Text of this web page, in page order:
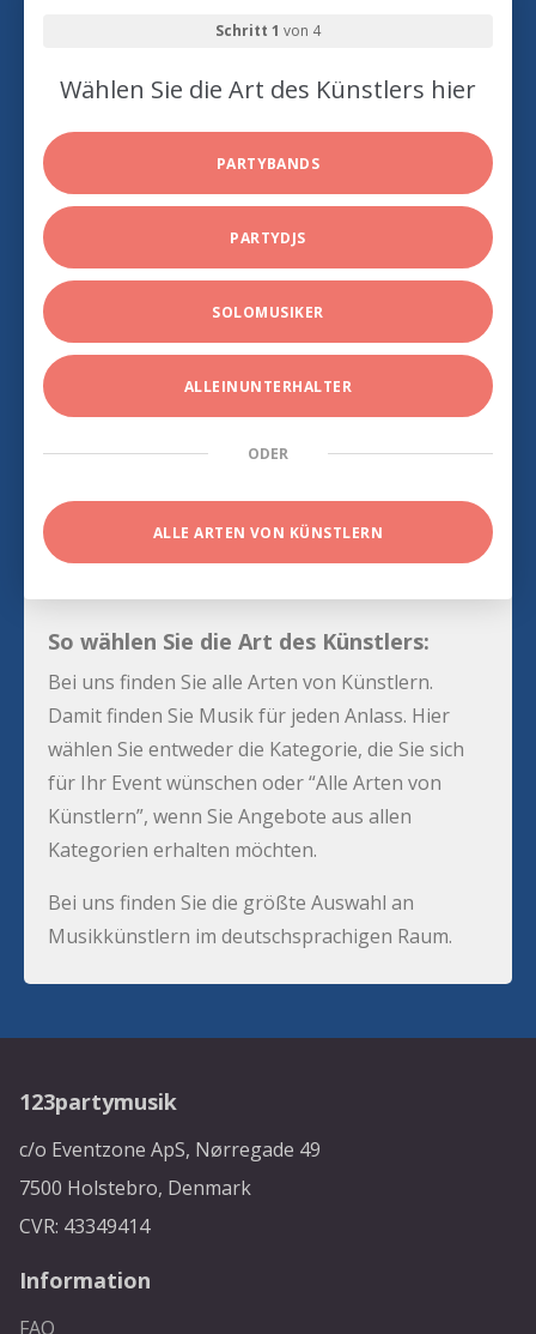
Schritt 1 von 4
Wählen Sie die Art des Künstlers hier
PARTYBANDS
PARTYDJS
SOLOMUSIKER
ALLEINUNTERHALTER
ODER
ALLE ARTEN VON KÜNSTLERN
So wählen Sie die Art des Künstlers:
Bei uns finden Sie alle Arten von Künstlern.
Damit finden Sie Musik für jeden Anlass. Hier
wählen Sie entweder die Kategorie, die Sie sich
für Ihr Event wünschen oder “Alle Arten von
Künstlern”, wenn Sie Angebote aus allen
Kategorien erhalten möchten.
Bei uns finden Sie die größte Auswahl an
Musikkünstlern im deutschsprachigen Raum.
123partymusik
c/o Eventzone ApS, Nørregade 49
7500 Holstebro, Denmark
CVR: 43349414
Information
FAQ